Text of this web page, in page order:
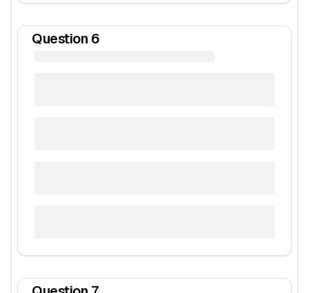
Question 6